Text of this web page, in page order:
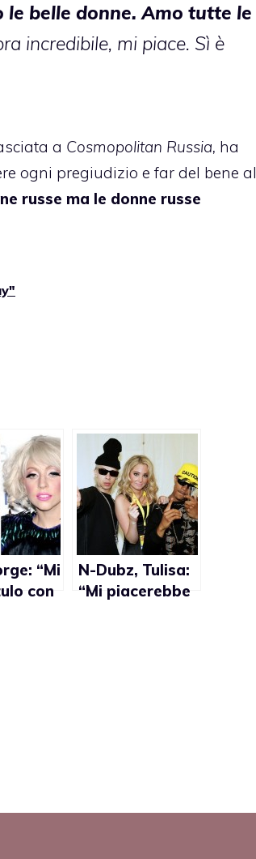
le belle donne. Amo tutte le
incredibile, mi piace. Sì è
a Cosmopolitan Russia, ha
ogni pregiudizio e far del bene al
russe ma le donne russe
“Mi
con
N-Dubz, Tulisa:
“Mi piacerebbe